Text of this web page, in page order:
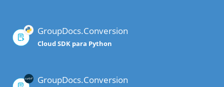
GroupDocs.Conversion
Cloud SDK para Python
GroupDocs.Conversion